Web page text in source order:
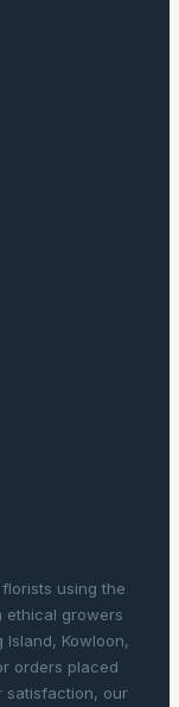
using the
ethical growers
Island, Kowloon,
orders placed
satisfaction, our